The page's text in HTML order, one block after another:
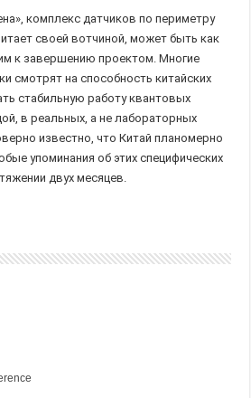
комплекс датчиков по периметру
своей вотчиной, может быть как
к завершению проектом. Многие
смотрят на способность китайских
стабильную работу квантовых
в реальных, а не лабораторных
известно, что Китай планомерно
упоминания об этих специфических
двух месяцев.